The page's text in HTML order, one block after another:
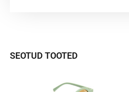
SEOTUD TOOTED